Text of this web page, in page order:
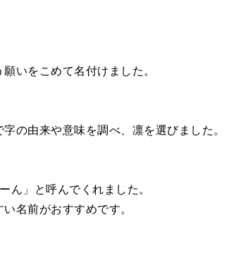
いをこめて名付けました。
の由来や意味を調べ、凛を選びました。
ん」と呼んでくれました。
名前がおすすめです。